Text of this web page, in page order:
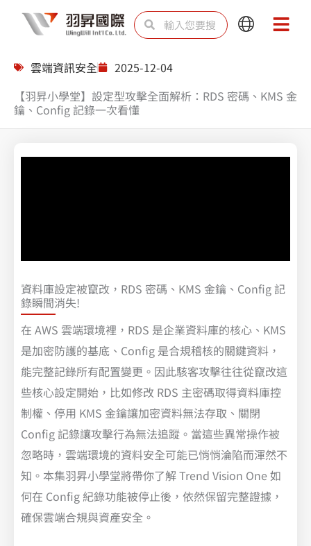
搜
尋 尋
Main
Main
雲端資訊安全
2025-12-04
【羽昇小學堂】設定型攻擊全面解析：RDS 密碼、KMS 金
鑰、Config 記錄一次看懂
資料庫設定被竄改，RDS 密碼、KMS 金鑰、Config 記
錄瞬間消失!
在 AWS 雲端環境裡，RDS 是企業資料庫的核心、KMS
是加密防護的基底、Config 是合規稽核的關鍵資料，
能完整記錄所有配置變更。因此駭客攻擊往往從竄改這
些核心設定開始，比如修改 RDS 主密碼取得資料庫控
制權、停用 KMS 金鑰讓加密資料無法存取、關閉
Config 記錄讓攻擊行為無法追蹤。當這些異常操作被
忽略時，雲端環境的資料安全可能已悄悄淪陷而渾然不
知。本集羽昇小學堂將帶你了解 Trend Vision One 如
何在 Config 紀錄功能被停止後，依然保留完整證據，
確保雲端合規與資產安全。